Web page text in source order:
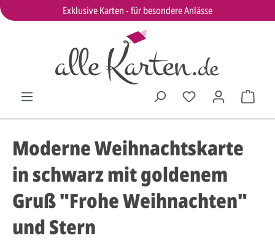
Exklusive Karten - für besondere Anlässe
Moderne Weihnachtskarte
in schwarz mit goldenem
Gruß "Frohe Weihnachten"
und Stern